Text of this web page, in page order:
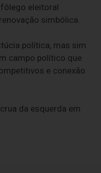
eleitoral
simbólica.
política, mas sim
campo político que
e conexão
da esquerda em